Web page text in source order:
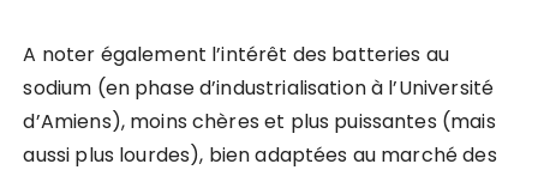
A noter également l’intérêt des batteries au
sodium (en phase d’industrialisation à l’Université
d’Amiens), moins chères et plus puissantes (mais
aussi plus lourdes), bien adaptées au marché des